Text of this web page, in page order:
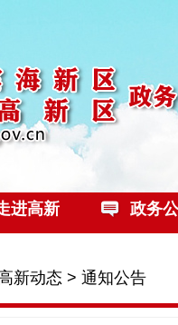
进高新 政务
新动态 > 通知公告